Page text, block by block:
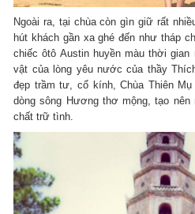
Ngoài ra, tại chùa còn gìn giữ rất
hút khách gần xa ghé đến như tháp
chiếc ôtô Austin huyền màu thời gian
vật của lòng yêu nước của thầy
đẹp trầm tư, cổ kính, Chùa Thiên
dòng sông Hương thơ mộng, tạo nên
chất trữ tình.